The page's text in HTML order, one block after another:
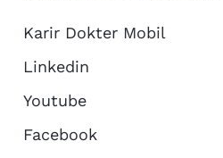
Karir Dokter Mobil
Linkedin
Youtube
Facebook